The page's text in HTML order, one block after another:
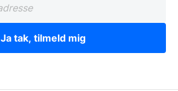
Ja tak, tilmeld mig